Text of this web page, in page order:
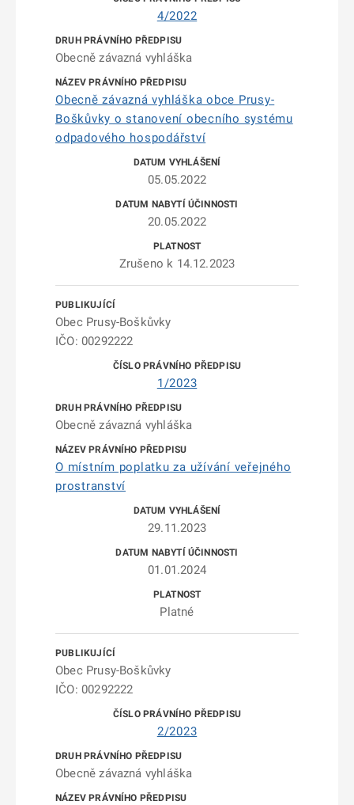
4/2022
Obecně závazná vyhláška
Obecně závazná vyhláška obce Prusy-
Boškůvky o stanovení obecního systému
odpadového hospodářství
05.05.2022
20.05.2022
Zrušeno k 14.12.2023
Obec Prusy-Boškůvky
IČO: 00292222
1/2023
Obecně závazná vyhláška
O místním poplatku za užívání veřejného
prostranství
29.11.2023
01.01.2024
Platné
Obec Prusy-Boškůvky
IČO: 00292222
2/2023
Obecně závazná vyhláška